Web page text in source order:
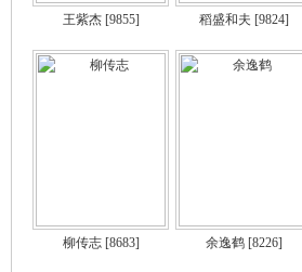
王紫杰[9855] 稻盛和夫 [9824]
柳传志[8683] 余逸鹤[8226]